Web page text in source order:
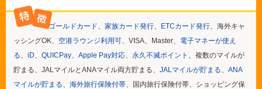
ゴールドカード 家族カード発行 ETCカード発行 、海外キャ
ッシングOK、 空港ラウンジ利用可 、VISA、Master、 電子マネーが使え
る
iD QUICPay Apple Pay対応 永久不滅ポイント
、複数のマイルが
貯まる、JALマイルとANAマイル両方貯まる、 JALマイルが貯まる
ANA
マイルが貯まる
海外旅行保険付帯 、国内旅行保険付帯、ショッピング保